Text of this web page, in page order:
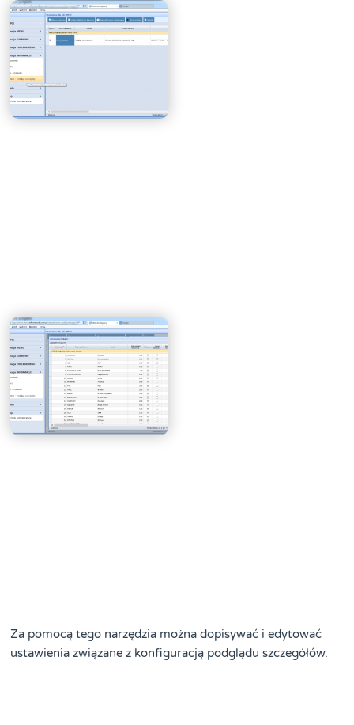
Za pomocą tego narzędzia można dopisywać i edytować
ustawienia związane z konfiguracją podglądu szczegółów.